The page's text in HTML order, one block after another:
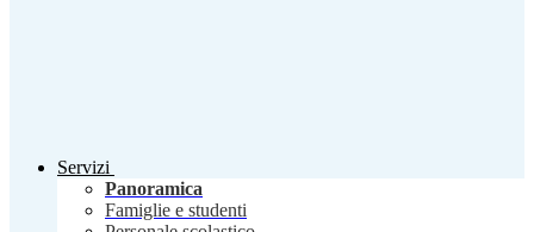
Servizi
Panoramica
Famiglie e studenti